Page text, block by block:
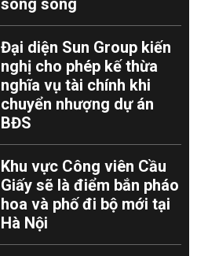
song song
Đại diện Sun Group kiến
nghị cho phép kế thừa
nghĩa vụ tài chính khi
chuyển nhượng dự án
BĐS
Khu vực Công viên Cầu
Giấy sẽ là điểm bắn pháo
hoa và phố đi bộ mới tại
Hà Nội